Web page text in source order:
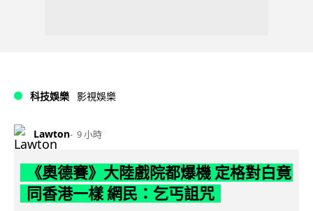
科技娛樂 影視娛樂
Lawton 9 小時
《奧德賽》大陸戲院都爆機 定格對白竟
同香港一樣 網民：乞丐詛咒